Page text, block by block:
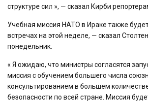
структуре сил », — сказал Кирби
Учебная миссия НАТО в Ираке также
встречах на этой неделе, — сказал
понедельник.
« Я ожидаю, что министры согласятся
миссия с обучением большего числа
консультированием в большем
безопасности по всей стране. Миссия